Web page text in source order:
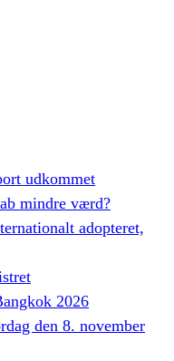
udkommet
mindre værd?
adopteret,
2026
den 8. november